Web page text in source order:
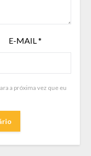
E-MAIL*
a próxima vez que eu